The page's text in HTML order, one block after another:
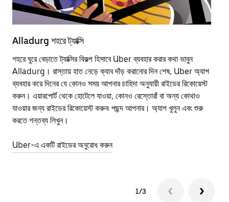
Alladurg শহরে ট্যাক্সি
শহরে ঘুরে বেড়াতে ট্যাক্সির বিকল্প হিসাবে Uber ব্যবহার করার কথা ভাবুন
Alladurg। রাস্তায় হাত নেড়ে ক্যাব দাঁড় করানোর দিন শেষ, Uber অ্যাপ
ব্যবহার করে দিনের যে কোনও সময় আপনার চাহিদা অনুযায়ী রাইডের রিকোয়েস্ট
করুন। এয়ারপোর্ট থেকে হোটেলে যাওয়া, কোনও রেস্তোরাঁ বা অন্য কোথাও
যাওয়ার জন্য রাইডের রিকোয়েস্ট করুন৷ পছন্দ আপনার। অ্যাপ খুলুন এবং শুরু
করতে গন্তব্য লিখুন।
Uber-এ একটি রাইডের অনুরোধ করুন
1/3